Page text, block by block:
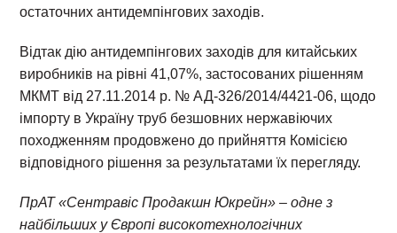
остаточних антидемпінгових заходів.
Відтак дію антидемпінгових заходів для китайських
виробників на рівні 41,07%, застосованих рішенням
МКМТ від 27.11.2014 р. № АД-326/2014/4421-06, щодо
імпорту в Україну труб безшовних нержавіючих
походженням продовжено до прийняття Комісією
відповідного рішення за результатами їх перегляду.
ПрАТ «Сентравіс Продакшн Юкрейн» – одне з
найбільших у Європі високотехнологічних